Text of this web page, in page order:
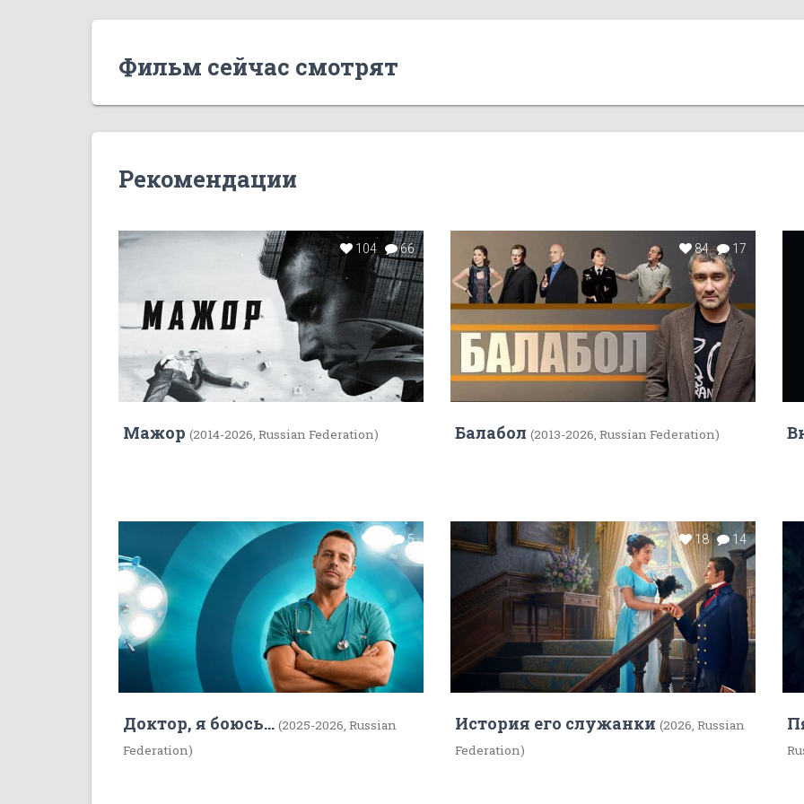
Фильм сейчас смотрят
Рекомендации
104 66
Мажор (2014-2026, Russian Federation)
84 17
Балабол (2013-2026, Russian Federation)
5
Доктор, я боюсь... (2025-2026, Russian
Federation)
18 14
История его служанки (2026, Russian
Federation)